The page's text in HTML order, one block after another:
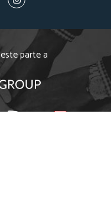
este parte a